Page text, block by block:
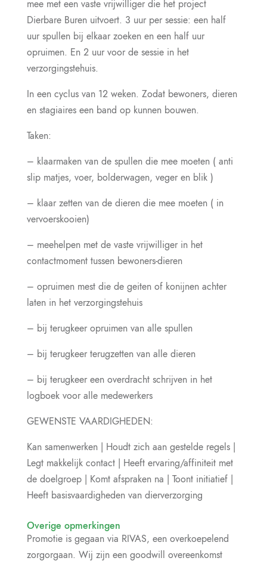
mee met een vaste vrijwilliger die het project
Dierbare Buren uitvoert. 3 uur per sessie: een half
uur spullen bij elkaar zoeken en een half uur
opruimen. En 2 uur voor de sessie in het
verzorgingstehuis.
In een cyclus van 12 weken. Zodat bewoners, dieren
en stagiaires een band op kunnen bouwen.
Taken:
– klaarmaken van de spullen die mee moeten ( anti
slip matjes, voer, bolderwagen, veger en blik )
– klaar zetten van de dieren die mee moeten ( in
vervoerskooien)
– meehelpen met de vaste vrijwilliger in het
contactmoment tussen bewoners-dieren
– opruimen mest die de geiten of konijnen achter
laten in het verzorgingstehuis
– bij terugkeer opruimen van alle spullen
– bij terugkeer terugzetten van alle dieren
– bij terugkeer een overdracht schrijven in het
logboek voor alle medewerkers
GEWENSTE VAARDIGHEDEN:
Kan samenwerken | Houdt zich aan gestelde regels |
Legt makkelijk contact | Heeft ervaring/affiniteit met
de doelgroep | Komt afspraken na | Toont initiatief |
Heeft basisvaardigheden van dierverzorging
Overige opmerkingen
Promotie is gegaan via RIVAS, een overkoepelend
zorgorgaan. Wij zijn een goodwill overeenkomst